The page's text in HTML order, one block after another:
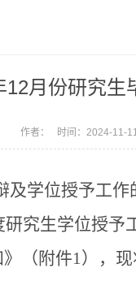
月份研究生
作者： 时间：2024-11-
及学位授予工
究生学位授
（附件1），